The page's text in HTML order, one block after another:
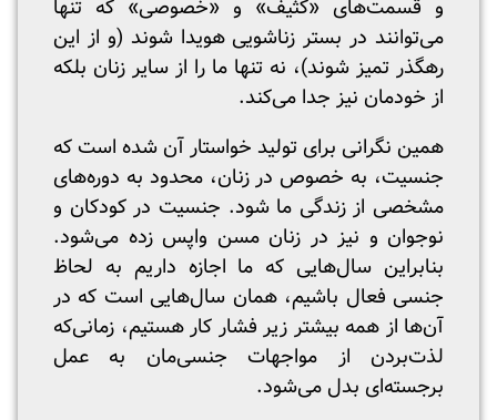
و قسمت‌های «کثیف» و «خصوصی» که تنها
می‌توانند در بستر زناشویی هویدا شوند (و از این
رهگذر تمیز شوند)، نه تنها ما را از سایر زنان بلکه
از خودمان نیز جدا می‌کند.
همین نگرانی برای تولید خواستار آن شده است که
جنسیت، به خصوص در زنان، محدود به دوره‌های
مشخصی از زندگی ما شود. جنسیت در کودکان و
نوجوان و نیز در زنان مسن واپس زده می‌شود.
بنابراین سال‌هایی که ما اجازه داریم به لحاظ
جنسی فعال باشیم، همان سال‌هایی است که در
آن‌ها از همه بیشتر زیر فشار کار هستیم، زمانی‌که
لذت‌بردن از مواجهات جنسی‌مان به عمل
برجسته‌ای بدل می‌شود.